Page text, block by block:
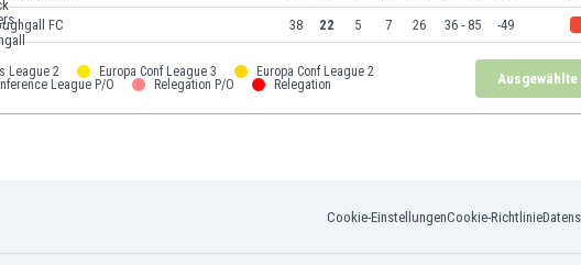
FC 38 22 5 7 26 36 - 85 -49
League 2 Europa Conf League 3
Europa Conf League 2
League P/O
Relegation P/O Relegation
Cookie-EinstellungenCookie-Richtlinie